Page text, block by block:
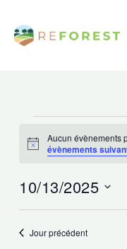
contenu
for
13,
Avis
Aucun évènements
évènements
10/13/2025
Sélectionnez
uneJour précédent